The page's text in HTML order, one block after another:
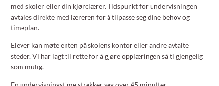
med skolen eller din kjørelærer. Tidspunkt for undervisningen
avtales direkte med læreren for å tilpasse seg dine behov og
timeplan.
Elever kan møte enten på skolens kontor eller andre avtalte
steder. Vi har lagt til rette for å gjøre opplæringen så tilgjengelig
som mulig.
En undervisningstime strekker seg over 45 minutter.